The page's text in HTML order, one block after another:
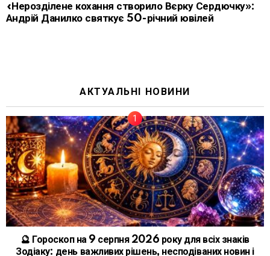
«Нерозділене кохання створило Вєрку Сердючку»:
Андрій Данилко святкує 50-річний ювілей
АКТУАЛЬНІ НОВИНИ
🔮 Гороскоп на 9 серпня 2026 року для всіх знаків
Зодіаку: день важливих рішень, несподіваних новин і